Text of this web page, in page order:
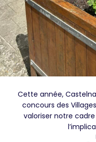
Cette année,
concours des
valoriser notre